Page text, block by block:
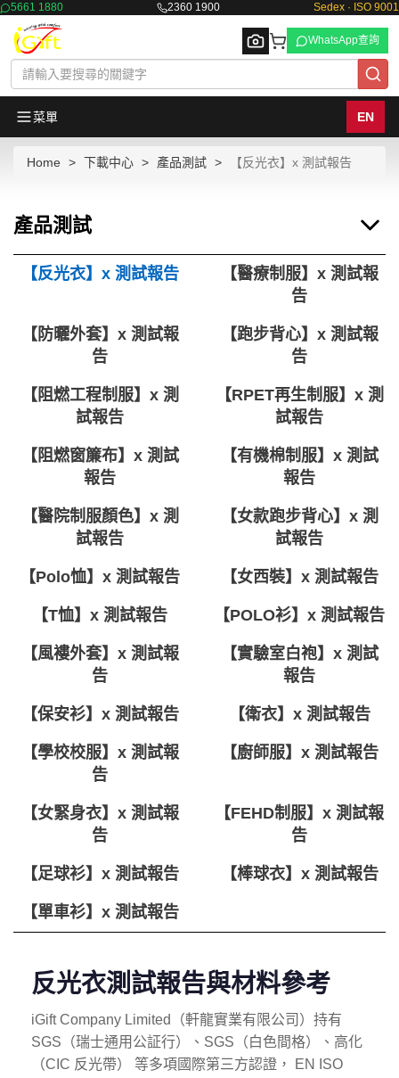
5661 1880 2360 1900 Sedex · ISO 9001
Browse
WhatsApp查詢
菜單 EN
Home 下載中心 產品測試 【反光衣】x 測試報告
產品測試
【反光衣】x 測試報告
【醫療制服】x 測試報
告
【防曬外套】x 測試報
告
【跑步背心】x 測試報
告
【阻燃工程制服】x 測
試報告
【RPET再生制服】x 測
試報告
【阻燃窗簾布】x 測試
報告
【有機棉制服】x 測試
報告
【醫院制服顏色】x 測
試報告
【女款跑步背心】x 測
試報告
【Polo恤】x 測試報告 【女西裝】x 測試報告
【T恤】x 測試報告 【POLO衫】x 測試報告
【風褸外套】x 測試報
告
【實驗室白袍】x 測試
報告
【保安衫】x 測試報告 【衛衣】x 測試報告
【學校校服】x 測試報
告
【廚師服】x 測試報告
【女緊身衣】x 測試報
告
【FEHD制服】x 測試報
告
【足球衫】x 測試報告 【棒球衣】x 測試報告
【單車衫】x 測試報告
反光衣測試報告與材料參考
iGift Company Limited（軒龍實業有限公司）持有
SGS（瑞士通用公証行）、SGS（白色間格）、高化
（CIC 反光帶） 等多項國際第三方認證， EN ISO